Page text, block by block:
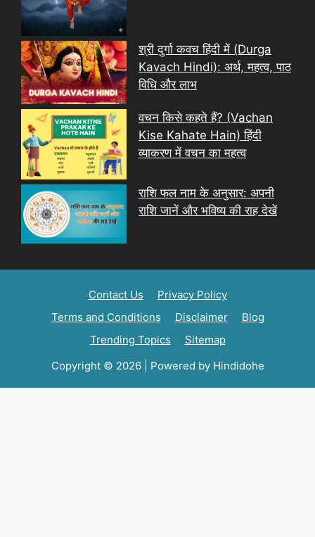
श्री दुर्गा कवच हिंदी में (Durga
Kavach Hindi): अर्थ, महत्व, पाठ
विधि और लाभ
वचन किसे कहते हैं? (Vachan
Kise Kahate Hain) हिंदी
व्याकरण में वचन का महत्व
राशि फल नाम के अनुसार: अपनी
राशि जानें और भविष्य की राह देखें
Contact Us
Privacy Policy
Terms and Conditions
Disclaimer
Blog
Trending Topics
Sitemap
Copyright © 2026 | Powered by Hindidohe